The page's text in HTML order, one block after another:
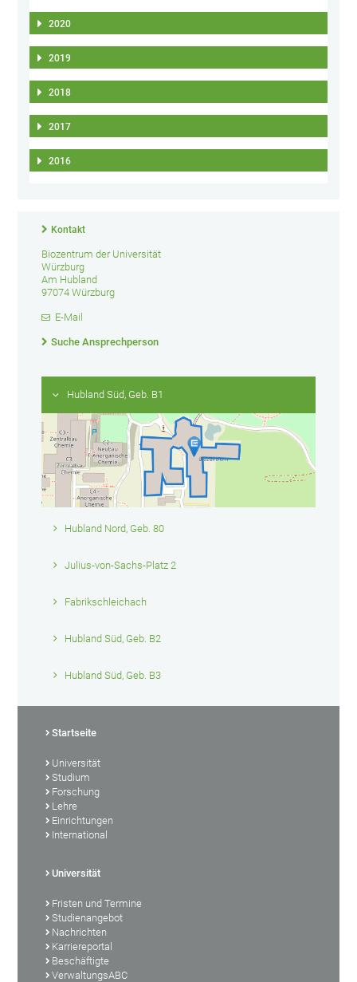
2020
2019
2018
2017
2016
Kontakt
Biozentrum der Universität
Würzburg
Am Hubland
97074 Würzburg
E-Mail
Suche Ansprechperson
Hubland Süd, Geb. B1
Hubland Nord, Geb. 80
Julius-von-Sachs-Platz 2
Fabrikschleichach
Hubland Süd, Geb. B2
Hubland Süd, Geb. B3
Startseite
Universität
Studium
Forschung
Lehre
Einrichtungen
International
Universität
Fristen und Termine
Studienangebot
Nachrichten
Karriereportal
Beschäftigte
VerwaltungsABC